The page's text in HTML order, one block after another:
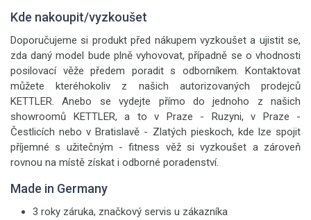
Kde nakoupit/vyzkoušet
Doporučujeme si produkt před nákupem vyzkoušet a ujistit se,
zda daný model bude plně vyhovovat, případně se o vhodnosti
posilovací věže předem poradit s odborníkem. Kontaktovat
můžete kteréhokoliv z našich autorizovaných prodejců
KETTLER. Anebo se vydejte přímo do jednoho z našich
showroomů KETTLER, a to v Praze - Ruzyni, v Praze -
Čestlicích nebo v Bratislavě - Zlatých pieskoch, kde lze spojit
příjemné s užitečným - fitness věž si vyzkoušet a zároveň
rovnou na místě získat i odborné poradenství.
Made in Germany
3 roky záruka, značkový servis u zákazníka